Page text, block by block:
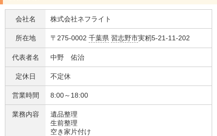
会社名 株式会社ネフライト
所在地 〒275-0002 千葉県 習志野市実籾5-21-11-202
代表者名 中野 佑治
定休日 不定休
営業時間 8:00～18:00
業務内容
遺品整理
生前整理
空き家片付け